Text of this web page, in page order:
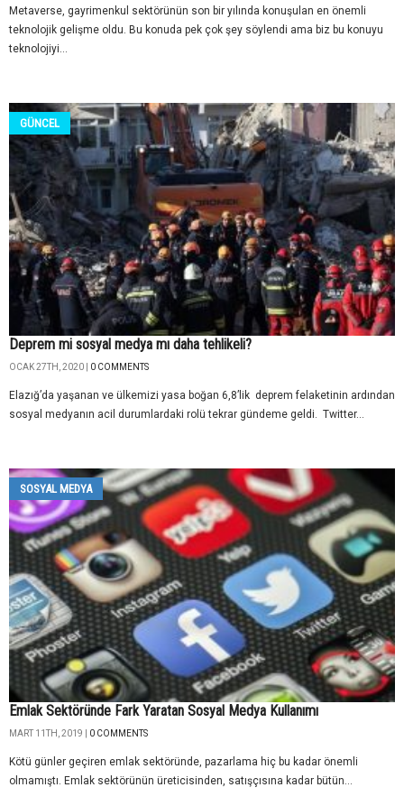
Metaverse, gayrimenkul sektörünün son bir yılında konuşulan en önemli
teknolojik gelişme oldu. Bu konuda pek çok şey söylendi ama biz bu konuyu
teknolojiyi...
GÜNCEL
Deprem mi sosyal medya mı daha tehlikeli?
OCAK 27TH, 2020 | 0 COMMENTS
Elazığ’da yaşanan ve ülkemizi yasa boğan 6,8’lik deprem felaketinin ardından
sosyal medyanın acil durumlardaki rolü tekrar gündeme geldi. Twitter...
SOSYAL MEDYA
Emlak Sektöründe Fark Yaratan Sosyal Medya Kullanımı
MART 11TH, 2019 | 0 COMMENTS
Kötü günler geçiren emlak sektöründe, pazarlama hiç bu kadar önemli
olmamıştı. Emlak sektörünün üreticisinden, satışçısına kadar bütün...